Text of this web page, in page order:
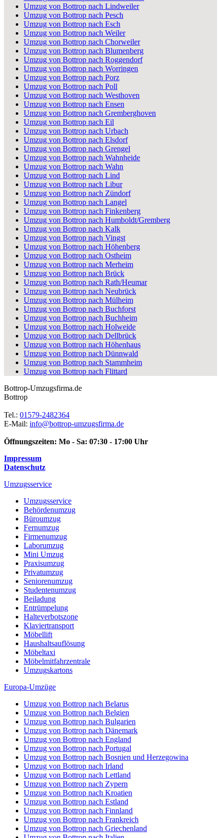
Umzug von Bottrop nach Lindweiler
Umzug von Bottrop nach Pesch
Umzug von Bottrop nach Esch
Umzug von Bottrop nach Weiler
Umzug von Bottrop nach Chorweiler
Umzug von Bottrop nach Blumenberg
Umzug von Bottrop nach Roggendorf
Umzug von Bottrop nach Worringen
Umzug von Bottrop nach Porz
Umzug von Bottrop nach Poll
Umzug von Bottrop nach Westhoven
Umzug von Bottrop nach Ensen
Umzug von Bottrop nach Gremberghoven
Umzug von Bottrop nach Eil
Umzug von Bottrop nach Urbach
Umzug von Bottrop nach Elsdorf
Umzug von Bottrop nach Grengel
Umzug von Bottrop nach Wahnheide
Umzug von Bottrop nach Wahn
Umzug von Bottrop nach Lind
Umzug von Bottrop nach Libur
Umzug von Bottrop nach Zündorf
Umzug von Bottrop nach Langel
Umzug von Bottrop nach Finkenberg
Umzug von Bottrop nach Humboldt/Gremberg
Umzug von Bottrop nach Kalk
Umzug von Bottrop nach Vingst
Umzug von Bottrop nach Höhenberg
Umzug von Bottrop nach Ostheim
Umzug von Bottrop nach Merheim
Umzug von Bottrop nach Brück
Umzug von Bottrop nach Rath/Heumar
Umzug von Bottrop nach Neubrück
Umzug von Bottrop nach Mülheim
Umzug von Bottrop nach Buchforst
Umzug von Bottrop nach Buchheim
Umzug von Bottrop nach Holweide
Umzug von Bottrop nach Dellbrück
Umzug von Bottrop nach Höhenhaus
Umzug von Bottrop nach Dünnwald
Umzug von Bottrop nach Stammheim
Umzug von Bottrop nach Flittard
Bottrop-Umzugsfirma.de
Bottrop
Tel.: 01579-2482364
E-Mail: info@bottrop-umzugsfirma.de
Öffnungszeiten: Mo - Sa: 07:30 - 17:00 Uhr
Impressum
Datenschutz
Umzugsservice
Umzugsservice
Behördenumzug
Büroumzug
Fernumzug
Firmenumzug
Laborumzug
Mini Umzug
Praxisumzug
Privatumzug
Seniorenumzug
Studentenumzug
Beiladung
Entrümpelung
Halteverbotszone
Klaviertransport
Möbellift
Haushaltsauflösung
Möbeltaxi
Möbelmitfahrzentrale
Umzugskartons
Europa-Umzüge
Umzug von Bottrop nach Belarus
Umzug von Bottrop nach Belgien
Umzug von Bottrop nach Bulgarien
Umzug von Bottrop nach Dänemark
Umzug von Bottrop nach England
Umzug von Bottrop nach Portugal
Umzug von Bottrop nach Bosnien und Herzegowina
Umzug von Bottrop nach Irland
Umzug von Bottrop nach Lettland
Umzug von Bottrop nach Zypern
Umzug von Bottrop nach Kroatien
Umzug von Bottrop nach Estland
Umzug von Bottrop nach Finnland
Umzug von Bottrop nach Frankreich
Umzug von Bottrop nach Griechenland